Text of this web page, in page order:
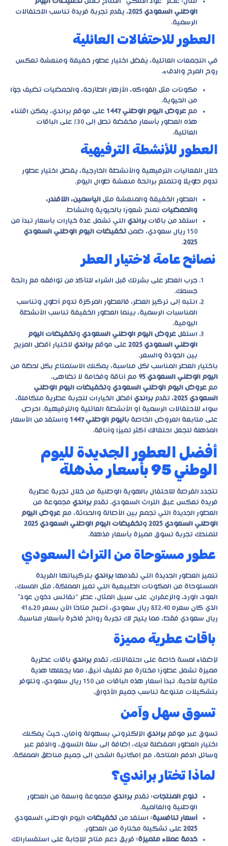
الوطني السعودي 2025
، يقدم تجربة فريدة تناسب الاحتفالات
الرسمية.
العطور للاحتفالات العائلية
في التجمعات العائلية، يُفضل اختيار عطور خفيفة ومنعشة تعكس
روح المرح والدفء.
مكونات مثل الفواكه، الأزهار الطازجة، والحمضيات تضيف جوًا
من الحيوية.
مع عروض اليوم الوطني 1447 على موقع براندي، يمكن اقتناء
هذه العطور بأسعار مخفضة تصل إلى 30% على الباقات
العائلية.
العطور للأنشطة الترفيهية
خلال الفعاليات الترفيهية والأنشطة الخارجية، يفضل اختيار عطور
تدوم طويلًا وتتمتع برائحة منعشة طوال اليوم.
العطور الخفيفة والمنعشة مثل الياسمين، اللافندر،
والحمضيات تمنح شعورًا بالحيوية والنشاط.
استفد من باقات براندي التي تشمل عدة خيارات بأسعار تبدأ من
150 ريال سعودي، ضمن
تخفيضات اليوم الوطني السعودي
2025
.
نصائح عامة لاختيار العطر
جرب العطر على بشرتك قبل الشراء للتأكد من توافقه مع رائحة
جسمك.
انتبه إلى تركيز العطر، فالعطور المركزة تدوم أطول وتناسب
المناسبات الرسمية، بينما العطور الخفيفة تناسب الأنشطة
اليومية.
استغل عروض اليوم الوطني السعودي وتخفيضات اليوم
الوطني السعودي 2025
على موقع براندي لاختيار أفضل المزيج
بين الجودة والسعر.
باختيار العطر المناسب لكل مناسبة، يمكنك الاستمتاع بكل لحظة من
اليوم الوطني السعودي 95
مع أناقة وفخامة لا تضاهى.
مع عروض اليوم الوطني السعودي وتخفيضات اليوم الوطني
السعودي 2025
، تقدم براندي أفضل الخيارات لتجربة عطرية متكاملة،
سواء للاحتفالات الرسمية أو الأنشطة العائلية والترفيهية. احرص
على متابعة العروض الخاصة باليوم الوطني 1447
واستفد من الأسعار
المذهلة لتجعل احتفالك أكثر تميزًا وأناقة.
أفضل العطور الجديدة لليوم
الوطني 95 بأسعار مذهلة
تتجدد الفرصة للاحتفال بالهوية الوطنية من خلال تجربة عطرية
فريدة تعكس عبق التراث السعودي. تقدم براندي مجموعة من
العطور الجديدة التي تجمع بين الأصالة والحداثة، مع عروض اليوم
الوطني السعودي 2025
وتخفيضات اليوم الوطني السعودي 2025
لتمنحك تجربة تسوق مميزة بأسعار مذهلة.
عطور مستوحاة من التراث السعودي
تتميز العطور الجديدة التي تقدمها براندي بتركيباتها الفريدة
المستوحاة من المكونات الطبيعية التي تميز المملكة، مثل المسك،
العود، الورد، والزعفران. على سبيل المثال، عطر “نفائس دخون عود”
الذي كان سعره 832.40 ريال سعودي، أصبح متاحًا الآن بسعر 416.20
ريال سعودي فقط، مما يتيح لك تجربة روائح فاخرة بأسعار مناسبة.
باقات عطرية مميزة
لإضفاء لمسة خاصة على احتفالاتك، تقدم براندي باقات عطرية
مميزة تشمل عطورًا مختارة مع تغليف أنيق، مما يجعلها هدية
مثالية للأحبة. تبدأ أسعار هذه الباقات من 150 ريال سعودي، وتتوفر
بتشكيلات متنوعة تناسب جميع الأذواق.
تسوق سهل وآمن
تسوق عبر موقع براندي الإلكتروني بسهولة وأمان، حيث يمكنك
اختيار العطور المفضلة لديك، إضافة إلى سلة التسوق، والدفع عبر
وسائل الدفع المتاحة، مع إمكانية الشحن إلى جميع مناطق المملكة.
لماذا تختار براندي؟
تنوع المنتجات: تقدم براندي مجموعة واسعة من العطور
الوطنية والعالمية.
أسعار تنافسية: استفد من تخفيضات اليوم الوطني السعودي
2025 على تشكيلة مختارة من العطور.
خدمة عملاء متميزة: فريق دعم متاح للإجابة على استفساراتك